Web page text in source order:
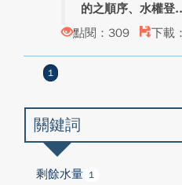
的之順序、水權登
點閱：309
下載
1
關鍵詞
剩餘水量 1